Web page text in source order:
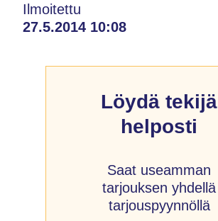
Ilmoitettu
27.5.2014 10:08
Löydä tekijä
helposti
Saat useamman
tarjouksen yhdellä
tarjouspyynnöllä